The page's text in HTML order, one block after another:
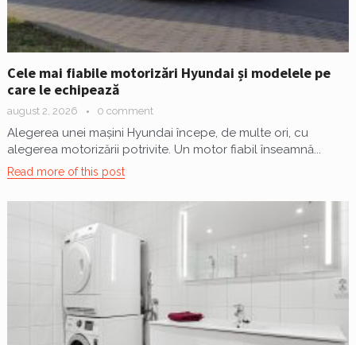
Cele mai fiabile motorizări Hyundai și modelele pe
care le echipează
august 2, 2026 0 comment
Alegerea unei mașini Hyundai începe, de multe ori, cu
alegerea motorizării potrivite. Un motor fiabil înseamnă...
Read more of this post